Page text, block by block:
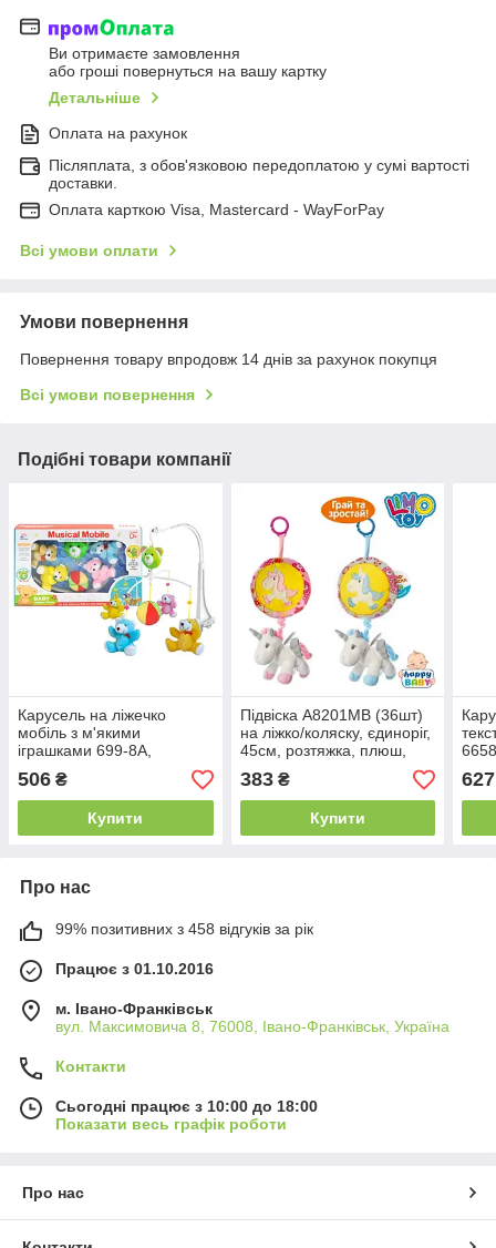
Ви отримаєте замовлення
або гроші повернуться на вашу картку
Детальніше
Оплата на рахунок
Післяплата, з обов'язковою передоплатою у сумі вартості
доставки.
Оплата карткою Visa, Mastercard - WayForPay
Всі умови оплати
Умови повернення
Повернення товару впродовж 14 днів за рахунок покупця
Всі умови повернення
Подібні товари компанії
Карусель на ліжечко
мобіль з м'якими
іграшками 699-8А,
заводний механізм
506 ₴
Купити
Підвіска A8201MB (36шт)
на ліжко/коляску, єдиноріг,
45см, розтяжка, плюш,
муз (механіч), 2 кольори
383₴
Купити
627
Про нас
99% позитивних з 458 відгуків за рік
Працює з 01.10.2016
м. Івано-Франківськ
вул. Максимовича 8, 76008, Івано-Франківськ, Україна
Контакти
Сьогодні працює з 10:00 до 18:00
Показати весь графік роботи
Про нас